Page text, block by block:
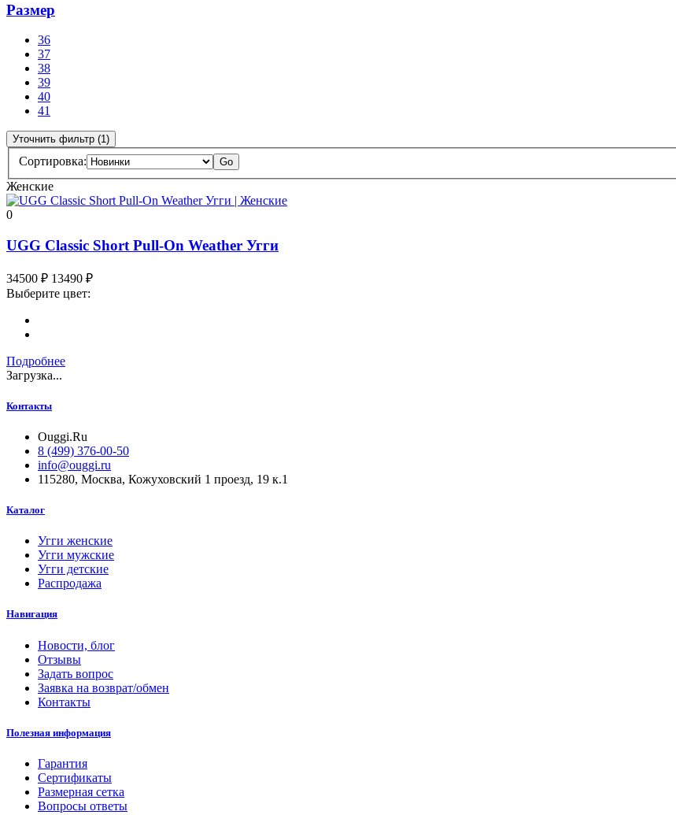
Размер
36
37
38
39
40
41
Уточнить фильтр (1)
Сортировка: Go
Женские
0
UGG Classic Short Pull-On Weather Угги
34500 ₽ 13490 ₽
Выберите цвет:
Подробнее
Загрузка...
Контакты
Ouggi.Ru
8 (499) 376-00-50
info@ouggi.ru
115280, Москва, Кожуховский 1 проезд, 19 к.1
Каталог
Угги женские
Угги мужские
Угги детские
Распродажа
Навигация
Новости, блог
Отзывы
Задать вопрос
Заявка на возврат/обмен
Контакты
Полезная информация
Гарантия
Сертификаты
Размерная сетка
Вопросы ответы